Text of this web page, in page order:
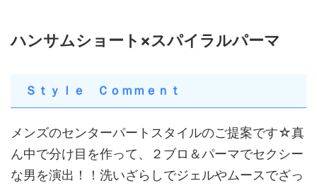
ハンサムショート×スパイラルパーマ
Ｓｔｙｌｅ Ｃｏｍｍｅｎｔ
メンズのセンターパートスタイルのご提案です☆真
ん中で分け目を作って、２ブロ＆パーマでセクシー
な男を演出！！洗いざらしでジェルやムースでざっ